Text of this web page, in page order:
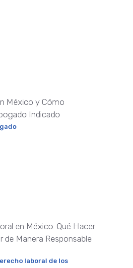
México y Cómo
Indicado
en México: Qué Hacer
de Manera Responsable
laboral de los